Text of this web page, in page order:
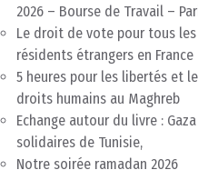
2026 – Bourse de Travail –
Le droit de vote pour tous les
résidents étrangers en France
5 heures pour les libertés et
droits humains au Maghreb
Echange autour du livre :
solidaires de Tunisie,
Notre soirée ramadan 2026